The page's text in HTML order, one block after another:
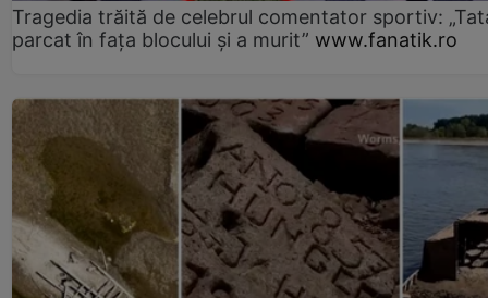
Tragedia trăită de celebrul comentator sportiv:
parcat în fața blocului și a murit” www.fanatik.ro